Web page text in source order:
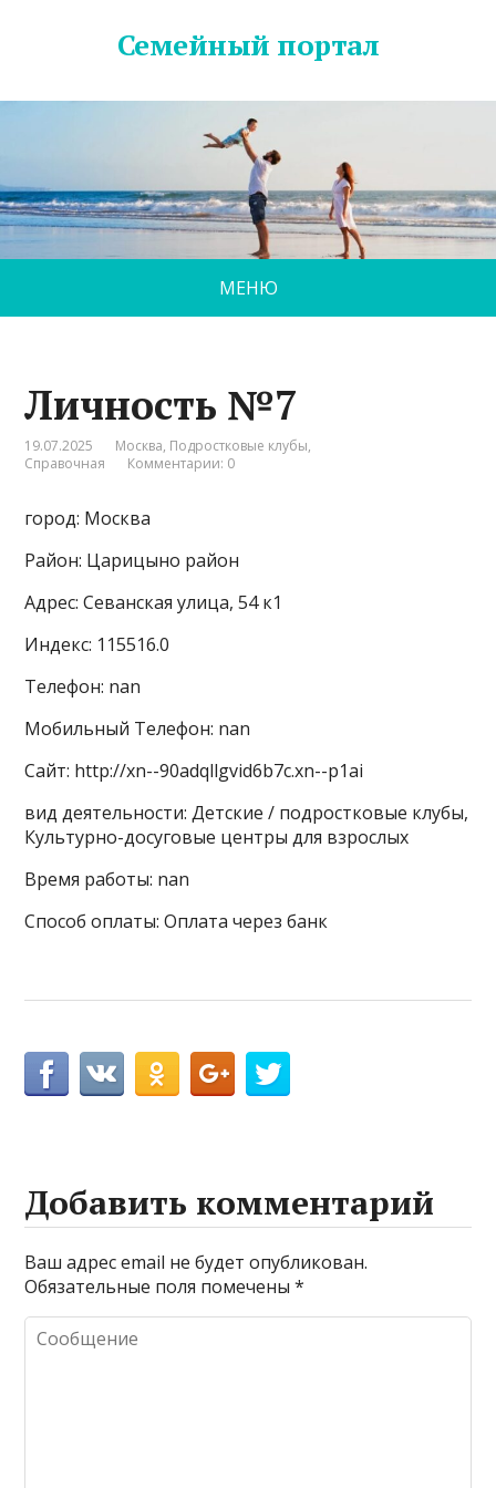
Семейный портал
МЕНЮ
Личность №7
19.07.2025 Москва, Подростковые клубы,
Справочная
Комментарии: 0
город: Москва
Район: Царицыно район
Адрес: Севанская улица, 54 к1
Индекс: 115516.0
Телефон: nan
Мобильный Телефон: nan
Сайт: http://xn--90adqllgvid6b7c.xn--p1ai
вид деятельности: Детские / подростковые клубы,
Культурно-досуговые центры для взрослых
Время работы: nan
Способ оплаты: Оплата через банк
Добавить комментарий
Ваш адрес email не будет опубликован.
Обязательные поля помечены*